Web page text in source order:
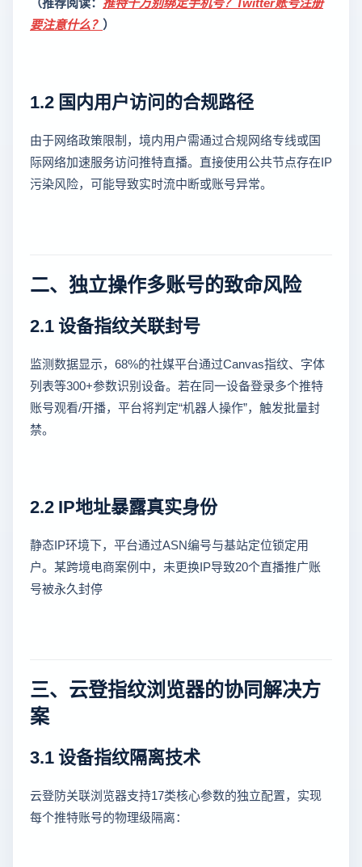
要注意什么？ ）
1.2 国内用户访问的合规路径
由于网络政策限制，境内用户需通过合规网络专线或国
际网络加速服务访问推特直播。直接使用公共节点存在IP
污染风险，可能导致实时流中断或账号异常。
二、独立操作多账号的致命风险
2.1 设备指纹关联封号
监测数据显示，68%的社媒平台通过Canvas指纹、字体
列表等300+参数识别设备。若在同一设备登录多个推特
账号观看/开播，平台将判定“机器人操作”，触发批量封
禁。
2.2 IP地址暴露真实身份
静态IP环境下，平台通过ASN编号与基站定位锁定用
户。某跨境电商案例中，未更换IP导致20个直播推广账
号被永久封停
三、云登指纹浏览器的协同解决方
案
3.1 设备指纹隔离技术
云登防关联浏览器支持17类核心参数的独立配置，实现
每个推特账号的物理级隔离：